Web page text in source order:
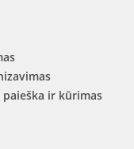
ir kūrimas